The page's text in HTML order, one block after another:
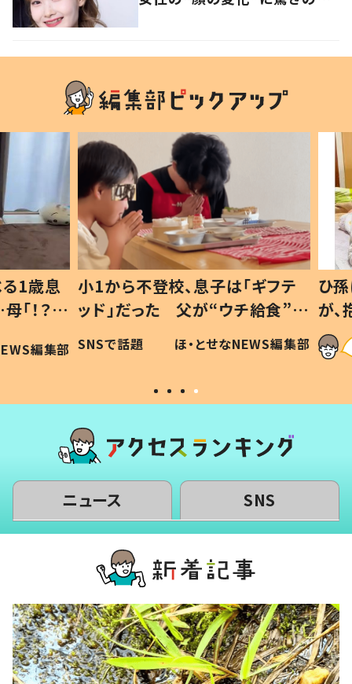
歳息
？」
編集部
小1から不登校、息子は「ギフテ
ッド」だった 父が“ウチ給食”を
作り続ける理由とは #令和の親
#令和の子
SNSで話題 ほ・とせなNEWS編集部
ひ孫
が、抱
「涙が
い」
ニュース SNS